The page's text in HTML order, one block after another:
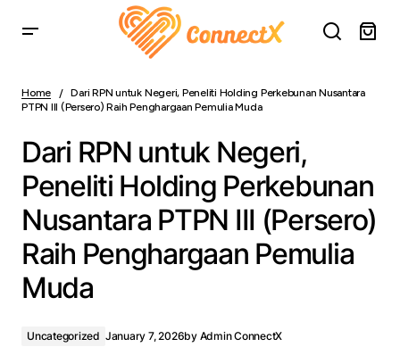
Nusantara PTPN III (Persero) Raih Penghargaan Pemulia
Muda
Home
Dari RPN untuk Negeri, Peneliti Holding Perkebunan Nusantara
PTPN III (Persero) Raih Penghargaan Pemulia Muda
Dari RPN untuk Negeri,
Peneliti Holding Perkebunan
Nusantara PTPN III (Persero)
Raih Penghargaan Pemulia
Muda
Uncategorized January 7, 2026by Admin ConnectX